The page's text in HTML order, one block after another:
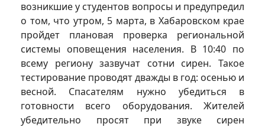
возникшие у студентов вопросы и предупредил
о том, что утром, 5 марта, в Хабаровском крае
пройдет плановая проверка региональной
системы оповещения населения. В 10:40 по
всему региону зазвучат сотни сирен. Такое
тестирование проводят дважды в год: осенью и
весной. Спасателям нужно убедиться в
готовности всего оборудования. Жителей
убедительно просят при звуке сирен